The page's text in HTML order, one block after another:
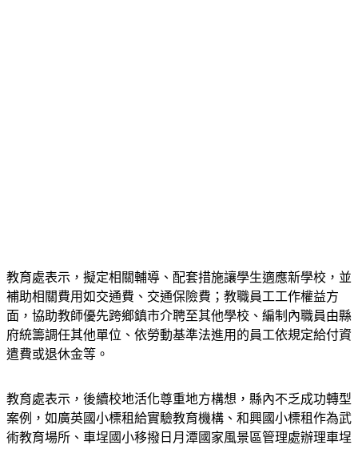
教育處表示，擬定相關輔導、配套措施讓學生適應新學校，並
補助相關費用如交通費、交通保險費；教職員工工作權益方
面，協助教師優先跨鄉鎮市介聘至其他學校、編制內職員由縣
府統籌調任其他單位、依勞動基準法進用的員工依規定給付資
遣費或退休金等。
教育處表示，後續校地活化尊重地方構想，縣內不乏成功轉型
案例，如廣英國小標租給實驗教育機構、和興國小標租作為武
術教育場所、車埕國小移撥日月潭國家風景區管理處辦理車埕